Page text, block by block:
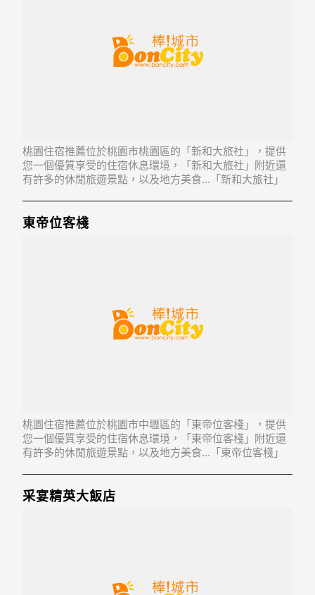
桃園住宿推薦位於桃園市桃園區的「新和大旅社」，提供
您一個優質享受的住宿休息環境，「新和大旅社」附近還
有許多的休閒旅遊景點，以及地方美食...「新和大旅社」
東帝位客棧
桃園住宿推薦位於桃園市中壢區的「東帝位客棧」，提供
您一個優質享受的住宿休息環境，「東帝位客棧」附近還
有許多的休閒旅遊景點，以及地方美食...「東帝位客棧」
采宴精英大飯店